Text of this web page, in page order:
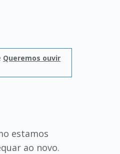
Queremos ouvir
estamos
ao novo.